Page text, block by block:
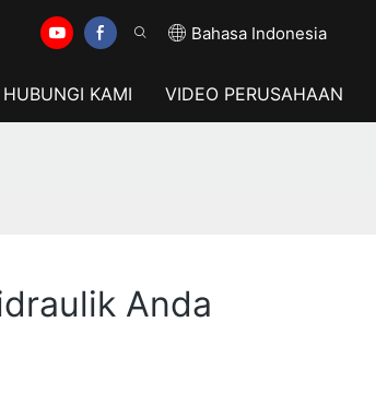
Bahasa Indonesia
HUBUNGI KAMI VIDEO PERUSAHAAN
Anda